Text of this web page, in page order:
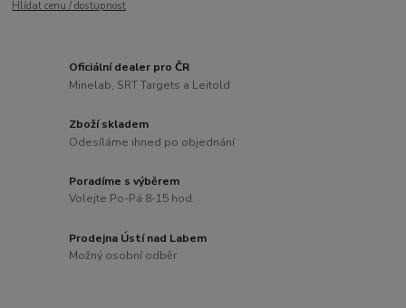
Hlídat cenu / dostupnost
Oficiální dealer pro ČR
Minelab, SRT Targets a Leitold
Zboží skladem
Odesíláme ihned po objednání
Poradíme s výběrem
Volejte Po-Pá 8-15 hod.
Prodejna Ústí nad Labem
Možný osobní odběr